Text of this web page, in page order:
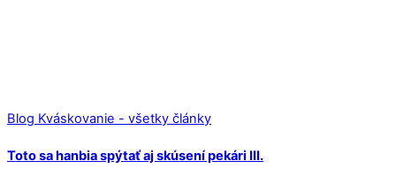
Blog Kváskovanie - všetky články
Toto sa hanbia spýtať aj skúsení pekári III.